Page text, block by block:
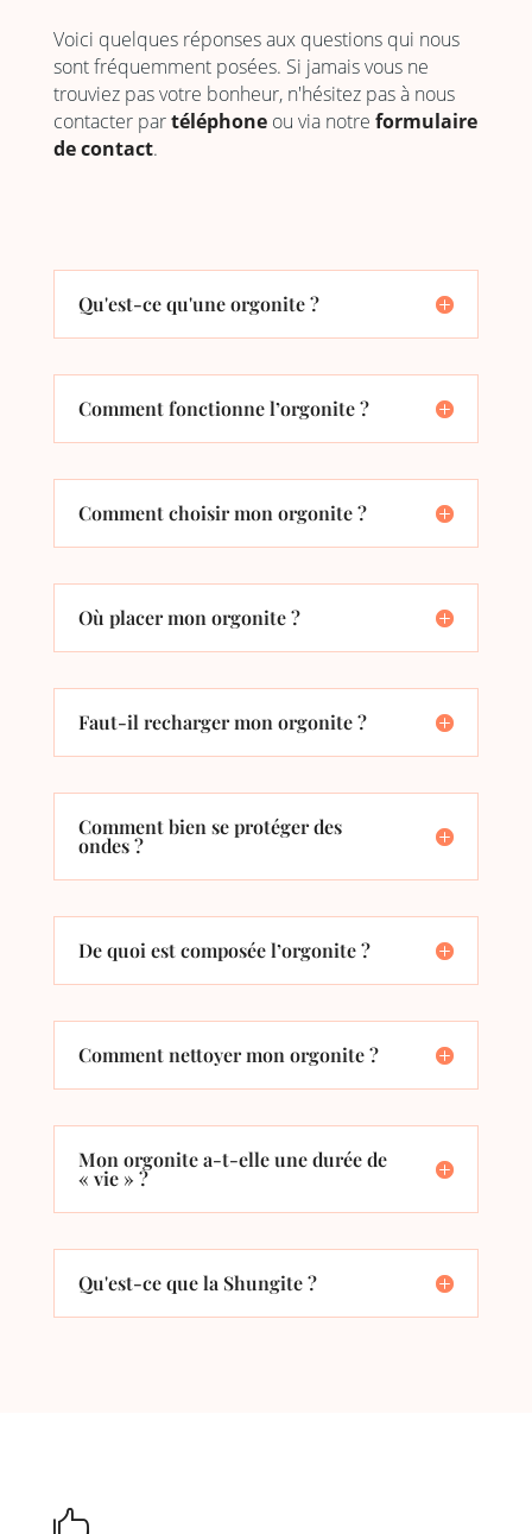
Voici quelques réponses aux questions qui nous
sont fréquemment posées. Si jamais vous ne
trouviez pas votre bonheur, n'hésitez pas à nous
contacter partéléphoneou via notre formulaire
de contact.
Qu'est-ce qu'une orgonite ?
Comment fonctionne l’orgonite ?
Comment choisir mon orgonite ?
Où placer mon orgonite ?
Faut-il recharger mon orgonite ?
Comment bien se protéger des
ondes ?
De quoi est composée l’orgonite ?
Comment nettoyer mon orgonite ?
Mon orgonite a-t-elle une durée de
« vie » ?
Qu'est-ce que la Shungite ?
